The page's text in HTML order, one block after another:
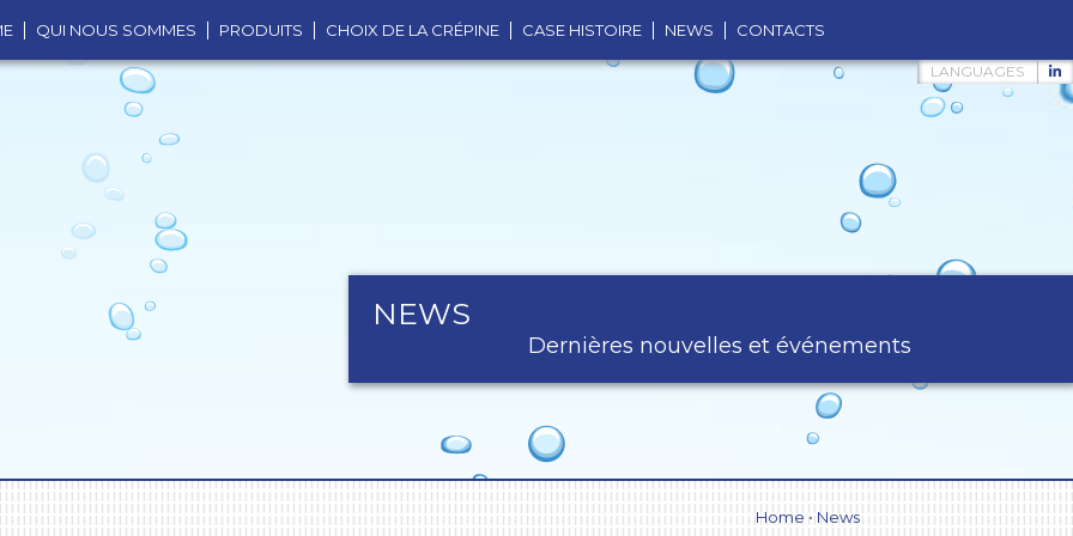
QUI NOUS SOMMES PRODUITS CHOIX DE LA CRÉPINE CASE HISTOIRE NEWS CONTACTS
LANGUAGES
NEWS
Dernières nouvelles et événements
Home •News